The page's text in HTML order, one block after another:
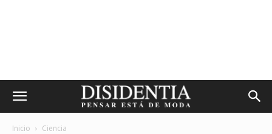
Inicio Ciencia